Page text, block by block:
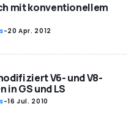
mit konventionellem
-20 Apr. 2012
V6- und V8-
in GS und LS
-16 Jul. 2010